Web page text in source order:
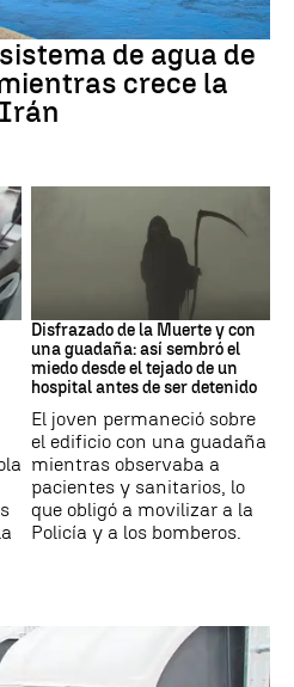
de agua de
crece la
Disfrazado de la Muerte y con
una guadaña: así sembró el
miedo desde el tejado de un
hospital antes de ser detenido
El joven permaneció sobre
el edificio con una guadaña
mientras observaba a
pacientes y sanitarios, lo
que obligó a movilizar a la
Policía y a los bomberos.